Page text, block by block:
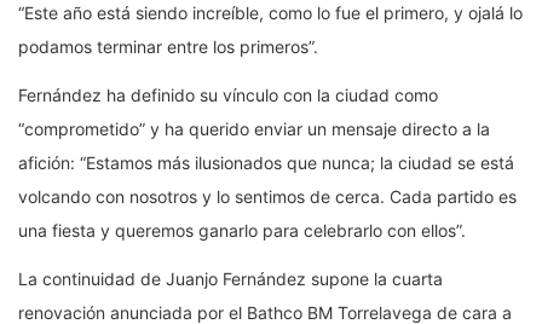
“Este año está siendo increíble, como lo fue el primero, y ojalá lo
podamos terminar entre los primeros”.
Fernández ha definido su vínculo con la ciudad como
“comprometido” y ha querido enviar un mensaje directo a la
afición: “Estamos más ilusionados que nunca; la ciudad se está
volcando con nosotros y lo sentimos de cerca. Cada partido es
una fiesta y queremos ganarlo para celebrarlo con ellos”.
La continuidad de Juanjo Fernández supone la cuarta
renovación anunciada por el Bathco BM Torrelavega de cara a